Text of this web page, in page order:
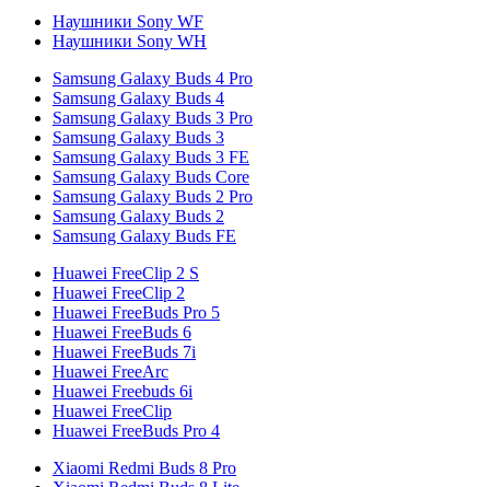
Наушники Sony WF
Наушники Sony WH
Samsung Galaxy Buds 4 Pro
Samsung Galaxy Buds 4
Samsung Galaxy Buds 3 Pro
Samsung Galaxy Buds 3
Samsung Galaxy Buds 3 FE
Samsung Galaxy Buds Core
Samsung Galaxy Buds 2 Pro
Samsung Galaxy Buds 2
Samsung Galaxy Buds FE
Huawei FreeClip 2 S
Huawei FreeClip 2
Huawei FreeBuds Pro 5
Huawei FreeBuds 6
Huawei FreeBuds 7i
Huawei FreeArc
Huawei Freebuds 6i
Huawei FreeClip
Huawei FreeBuds Pro 4
Xiaomi Redmi Buds 8 Pro